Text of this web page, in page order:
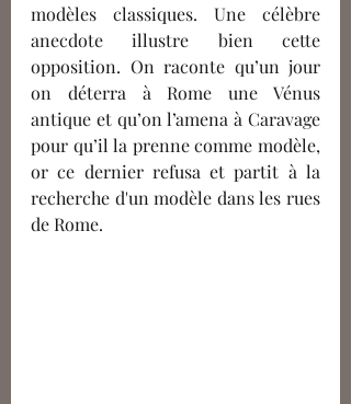
modèles classiques. Une célèbre
anecdote illustre bien cette
opposition. On raconte qu’un jour
on déterra à Rome une Vénus
antique et qu’on l’amena à Caravage
pour qu’il la prenne comme modèle,
or ce dernier refusa et partit à la
recherche d'un modèle dans les rues
de Rome.